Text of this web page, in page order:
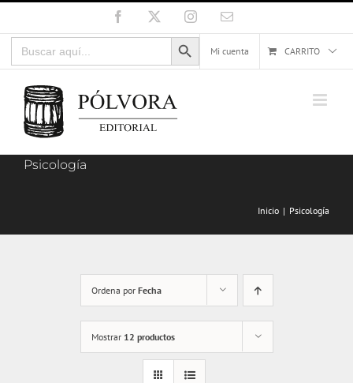
al
contenido
Facebook InstagramCorreo
Buscar:
Botón de búsqueda
Mi cuenta
CARRITO
Psicología
Inicio Psicología
Ordena por Fecha
Mostrar 12 productos